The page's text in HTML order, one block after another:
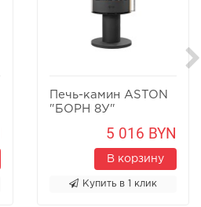
Печь-камин ASTON
"БОРН 8У"
5 016 BYN
В корзину
Купить в 1 клик